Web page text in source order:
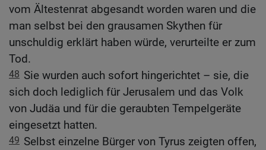
vom Ältestenrat abgesandt worden waren und die
man selbst bei den grausamen Skythen für
unschuldig erklärt haben würde, verurteilte er zum
Tod.
48 Sie wurden auch sofort hingerichtet – sie, die
sich doch lediglich für Jerusalem und das Volk
von Judäa und für die geraubten Tempelgeräte
eingesetzt hatten.
49 Selbst einzelne Bürger von Tyrus zeigten offen,